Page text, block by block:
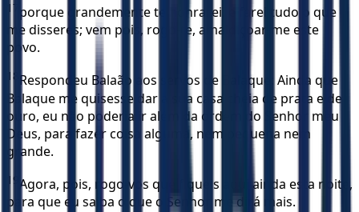
17 porque grandemente te honrarei, e farei tudo o que
me disseres; vem pois, rogo-te, amaldiçoar-me este
povo.
18 Respondeu Balaão aos servos de Balaque: Ainda que
Balaque me quisesse dar a sua casa cheia de prata e de
ouro, eu não poderia ir além da ordem do Senhor meu
Deus, para fazer coisa alguma, nem pequena nem
grande.
19 Agora, pois, rogo-vos que fiqueis aqui ainda esta noite,
para que eu saiba o que o Senhor me dirá mais.